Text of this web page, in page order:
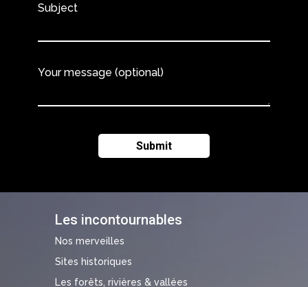
Les incontournables
Nos merveilles
Sites historiques
Les forêts, rivières & vallées
Subject
Your message (optional)